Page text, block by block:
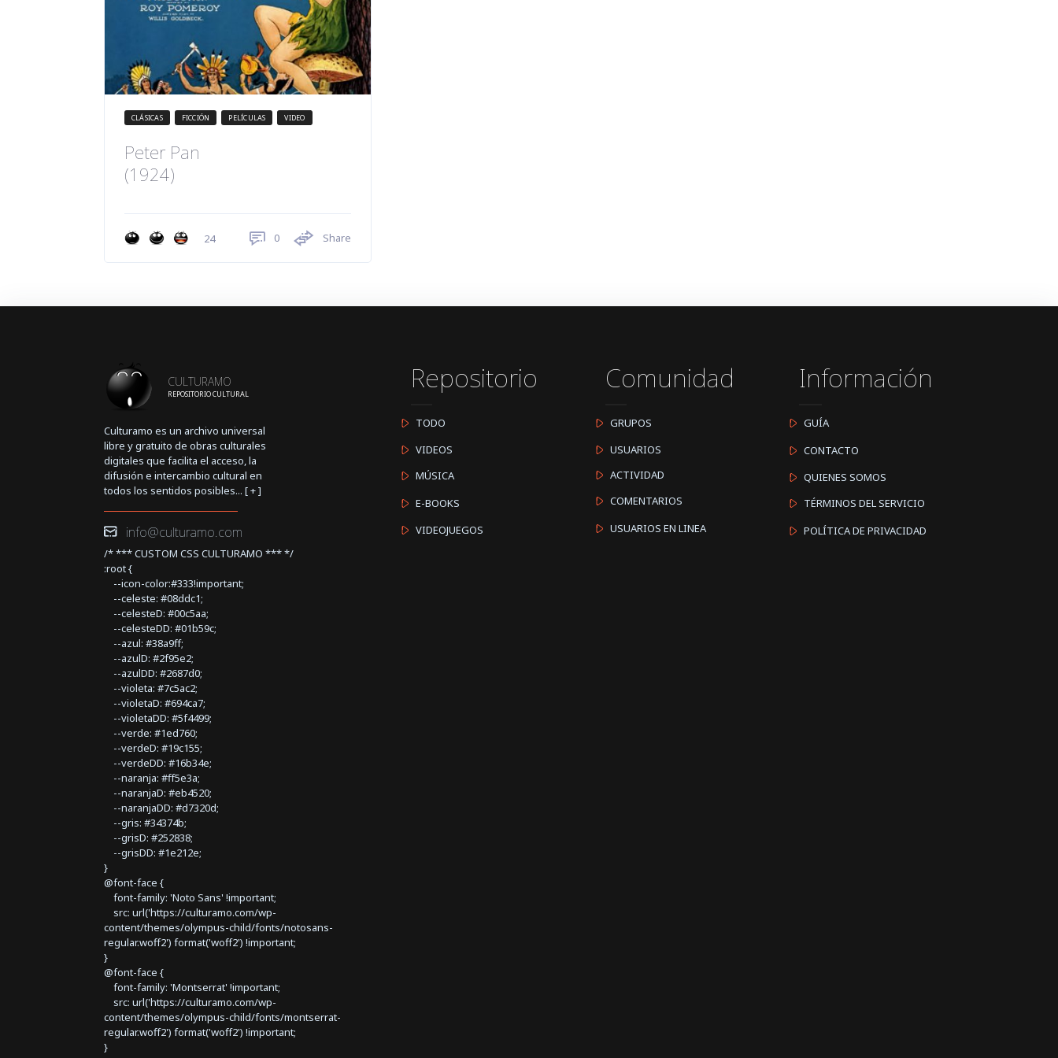
CLÁSICAS FICCIÓN PELÍCULAS VIDEO
Peter Pan
(1924)
24 0 Share
CULTURAMO
REPOSITORIO CULTURAL
Culturamo es un archivo universal
libre y gratuito de obras culturales
digitales que facilita el acceso, la
difusión e intercambio cultural en
todos los sentidos posibles... [+]
info@culturamo.com
/* *** CUSTOM CSS CULTURAMO *** */
:root {
--icon-color:#333!important;
--celeste: #08ddc1;
--celesteD: #00c5aa;
--celesteDD: #01b59c;
--azul: #38a9ff;
--azulD: #2f95e2;
--azulDD: #2687d0;
--violeta: #7c5ac2;
--violetaD: #694ca7;
--violetaDD: #5f4499;
--verde: #1ed760;
--verdeD: #19c155;
--verdeDD: #16b34e;
--naranja: #ff5e3a;
--naranjaD: #eb4520;
--naranjaDD: #d7320d;
--gris: #34374b;
--grisD: #252838;
--grisDD: #1e212e;
}
@font-face {
font-family: 'Noto Sans' !important;
src: url('https://culturamo.com/wp-
content/themes/olympus-child/fonts/notosans-
regular.woff2') format('woff2') !important;
}
@font-face {
font-family: 'Montserrat' !important;
src: url('https://culturamo.com/wp-
content/themes/olympus-child/fonts/montserrat-
regular.woff2') format('woff2') !important;
}
Repositorio
TODO
VIDEOS
MÚSICA
E-BOOKS
VIDEOJUEGOS
Comunidad
GRUPOS
USUARIOS
ACTIVIDAD
COMENTARIOS
USUARIOS EN LINEA
Información
GUÍA
CONTACTO
QUIENES SOMOS
TÉRMINOS DEL SERVICIO
POLÍTICA DE PRIVACIDAD